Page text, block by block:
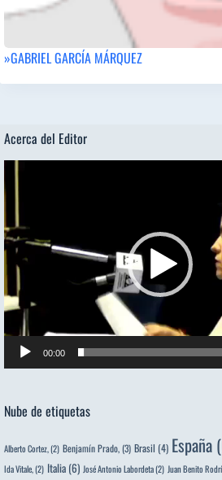
»GABRIEL GARCÍA MÁRQUEZ
Acerca del Editor
de
vídeo
00:00
Nube de etiquetas
Alberto Cortez, (2) Benjamín Prado,(3) Brasil (4) España
Ida Vitale, (2) Italia (6) José Antonio Labordeta(2) Juan Benito